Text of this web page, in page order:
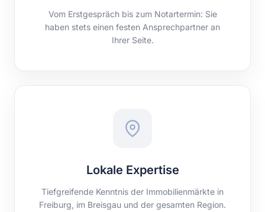
Vom Erstgespräch bis zum Notartermin: Sie
haben stets einen festen Ansprechpartner an
Ihrer Seite.
Lokale Expertise
Tiefgreifende Kenntnis der Immobilienmärkte in
Freiburg, im Breisgau und der gesamten Region.